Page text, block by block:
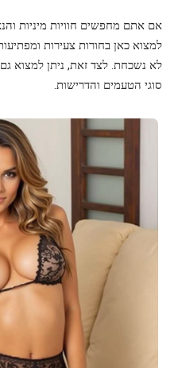
אם אתם מחפשים חוויות מיניות
למצוא כאן בחורות צעירות
לא נשכחת. לצד זאת, ניתן למצוא
סוגי הטעמים והדרישות.